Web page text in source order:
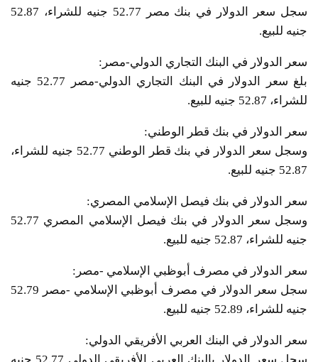
سجل سعر الدولار في بنك مصر 52.77 جنيه للشراء، 52.87
جنيه للبيع.
سعر الدولار في البنك التجاري الدولي-مصر:
بلغ سعر الدولار في البنك التجاري الدولي-مصر 52.77 جنيه
للشراء، 52.87 جنيه للبيع.
سعر الدولار في بنك قطر الوطني:
وسجل سعر الدولار في بنك قطر الوطني 52.77 جنيه للشراء،
52.87 جنيه للبيع.
سعر الدولار في بنك فيصل الإسلامي المصري:
وسجل سعر الدولار في بنك فيصل الإسلامي المصري 52.77
جنيه للشراء، 52.87 جنيه للبيع.
سعر الدولار في مصرف أبوظبي الإسلامي -مصر:
سجل سعر الدولار في مصرف أبوظبي الإسلامي -مصر 52.79
جنيه للشراء، 52.89 جنيه للبيع.
سعر الدولار في البنك العربي الأفريقي الدولي:
سجل سعر الدولار بالبنك العربي الأفريقي الدولي 52.77 جنيه